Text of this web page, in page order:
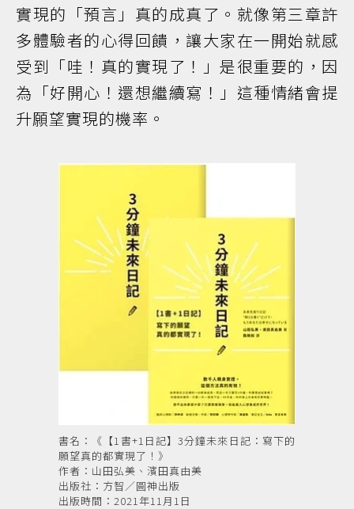
實現的「預言」真的成真了。就像第三章許
多體驗者的心得回饋，讓大家在一開始就感
受到「哇！真的實現了！」是很重要的，因
為「好開心！還想繼續寫！」這種情緒會提
升願望實現的機率。
書名：《【1書+1日記】3分鐘未來日記：寫下的
願望真的都實現了！》
作者：山田弘美、濱田真由美
出版社：方智／圓神出版
出版時間：2021年11月1日